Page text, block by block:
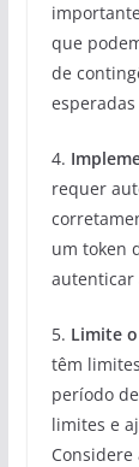
que
de
4.
requer
um token
autenticar
5. Limite
têm
período
limites e